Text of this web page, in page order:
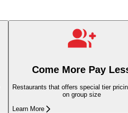
Come More Pay
Restaurants that offers special tier
on group size
Learn More